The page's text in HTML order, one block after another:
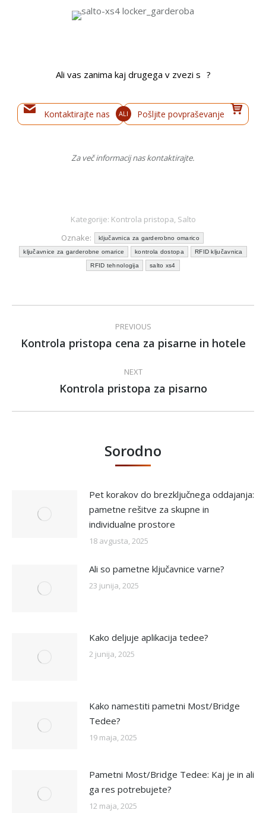
Ali vas zanima kaj drugega v zvezi s ?
Kontaktirajte nas ALI Pošljite povpraševanje
Za več informacij nas kontaktirajte.
Kategorije: Kontrola pristopa, Salto
Oznake:
ključavnica za garderobno omarico
ključavnice za garderobne omarice kontrola dostopa RFID ključavnica
RFID tehnologija salto xs4
navigation
PREVIOUS
Previous
Kontrola pristopa cena za pisarne in hotele
NEXT
Next
Kontrola pristopa za pisarno
Sorodno
Pet korakov do brezključnega oddajanja:
pametne rešitve za skupne in
individualne prostore
18 avgusta, 2025
Ali so pametne ključavnice varne?
23 junija, 2025
Kako deljuje aplikacija tedee?
2 junija, 2025
Kako namestiti pametni Most/Bridge
Tedee?
19 maja, 2025
Pametni Most/Bridge Tedee: Kaj je in ali
ga res potrebujete?
12 maja, 2025